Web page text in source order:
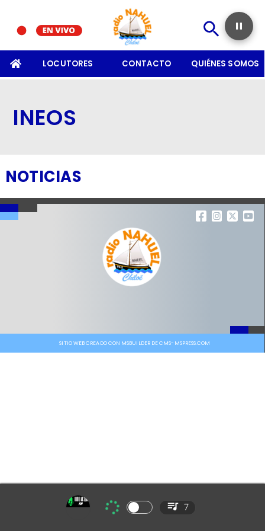
LOCUTORES CONTACTO QUIÉNES SOMOS
INEOS
NOTICIAS
SITIO WEB CREADO CON MSBUILDER DE CMS-MSPRESS.COM
7